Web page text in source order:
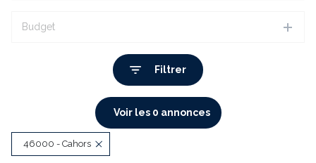
Budget
Filtrer
Voir les 0 annonces
46000 - Cahors